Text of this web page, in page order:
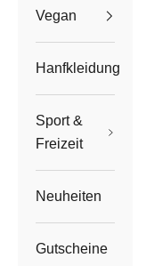
Vegan
Hanfkleidung
Sport &
Freizeit
Neuheiten
Gutscheine